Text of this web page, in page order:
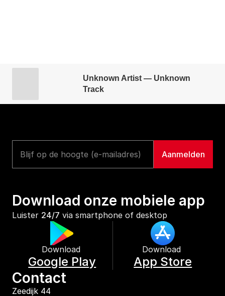
Unknown Artist — Unknown
Track
Download onze mobiele app
Luister 24/7 via smartphone of desktop
Download
Google Play
Download
App Store
Contact
Zeedijk 44